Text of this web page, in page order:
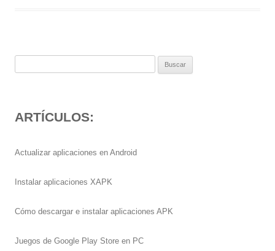
ARTÍCULOS:
Actualizar aplicaciones en Android
Instalar aplicaciones XAPK
Cómo descargar e instalar aplicaciones APK
Juegos de Google Play Store en PC